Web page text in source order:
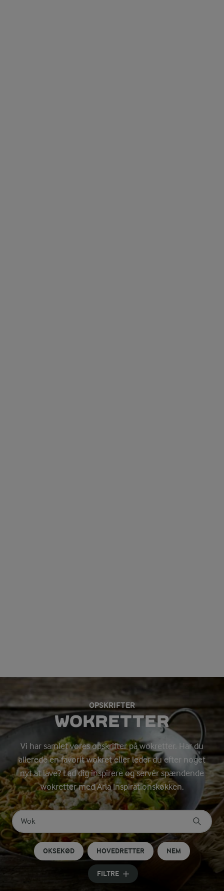
OPSKRIFTER
WOKRETTER
Vi har samlet vores opskrifter på wokretter. Har du
allerede en favorit wokret eller leder du efter noget
nyt at lave? Lad dig inspirere og servér spændende
wokretter med Arla Inspirationskøkken.
Søg på kategori
Indtast søgeord for at søge
OKSEKØD HOVEDRETTER NEM
FILTRE